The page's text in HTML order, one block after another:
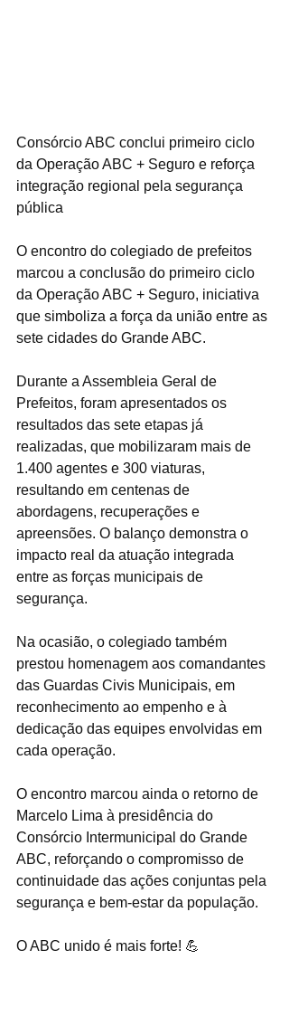
Consórcio ABC conclui primeiro ciclo
da Operação ABC + Seguro e reforça
integração regional pela segurança
pública
O encontro do colegiado de prefeitos
marcou a conclusão do primeiro ciclo
da Operação ABC + Seguro, iniciativa
que simboliza a força da união entre as
sete cidades do Grande ABC.
Durante a Assembleia Geral de
Prefeitos, foram apresentados os
resultados das sete etapas já
realizadas, que mobilizaram mais de
1.400 agentes e 300 viaturas,
resultando em centenas de
abordagens, recuperações e
apreensões. O balanço demonstra o
impacto real da atuação integrada
entre as forças municipais de
segurança.
Na ocasião, o colegiado também
prestou homenagem aos comandantes
das Guardas Civis Municipais, em
reconhecimento ao empenho e à
dedicação das equipes envolvidas em
cada operação.
O encontro marcou ainda o retorno de
Marcelo Lima à presidência do
Consórcio Intermunicipal do Grande
ABC, reforçando o compromisso de
continuidade das ações conjuntas pela
segurança e bem-estar da população.
O ABC unido é mais forte! 💪